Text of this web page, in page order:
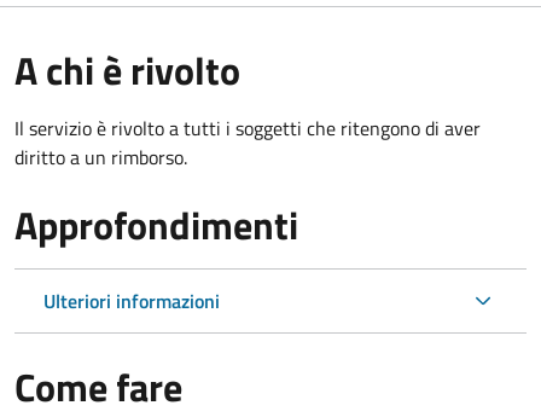
A chi è rivolto
Il servizio è rivolto a tutti i soggetti che ritengono di aver
diritto a un rimborso.
Approfondimenti
Ulteriori informazioni
Come fare